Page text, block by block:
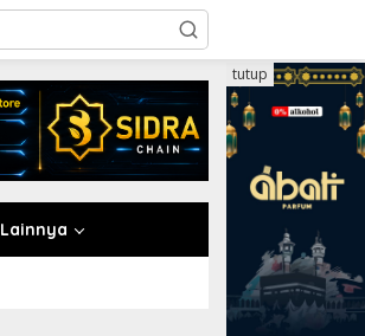
Lainnya
tutup